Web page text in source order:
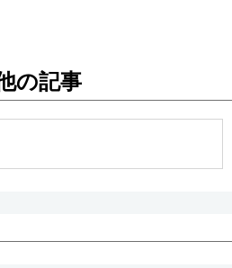
公式SNS
の記事